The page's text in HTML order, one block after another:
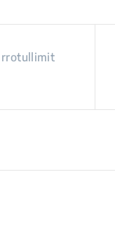
rrotullimit